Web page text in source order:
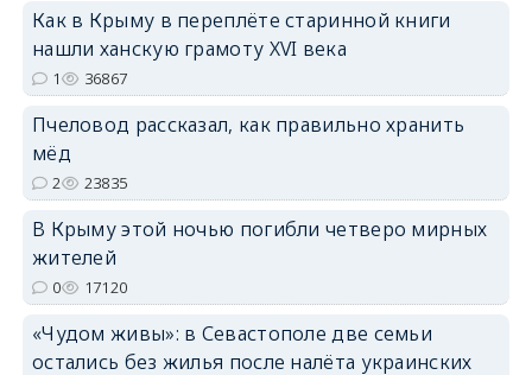
Как в Крыму в переплёте старинной книги
нашли ханскую грамоту XVI века
1 36867
Пчеловод рассказал, как правильно хранить
мёд
2 23835
В Крыму этой ночью погибли четверо мирных
жителей
0 17120
«Чудом живы»: в Севастополе две семьи
остались без жилья после налёта украинских